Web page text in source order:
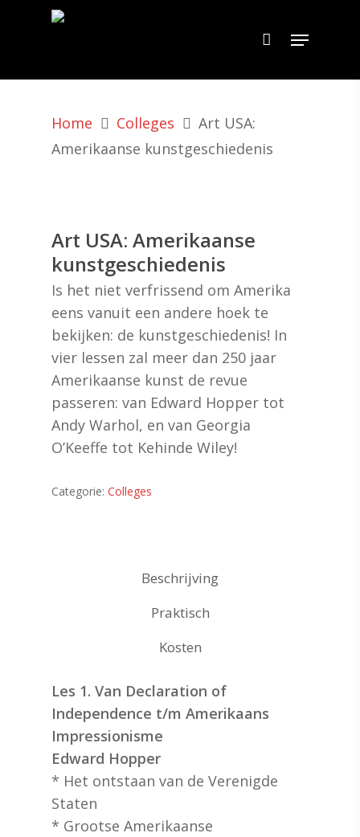
Home Colleges
Art USA:
Amerikaanse kunstgeschiedenis
Art USA: Amerikaanse
kunstgeschiedenis
Is het niet verfrissend om Amerika
eens vanuit een andere hoek te
bekijken: de kunstgeschiedenis! In
vier lessen zal meer dan 250 jaar
Amerikaanse kunst de revue
passeren: van Edward Hopper tot
Andy Warhol, en van Georgia
O’Keeffe tot Kehinde Wiley!
Categorie: Colleges
Beschrijving
Praktisch
Kosten
Les 1. Van Declaration of
Independence t/m Amerikaans
Impressionisme
Edward Hopper
* Het ontstaan van de Verenigde
Staten
* Grootse Amerikaanse